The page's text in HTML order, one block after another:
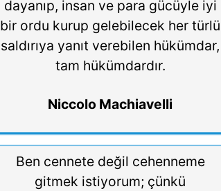
dayanıp, insan ve para gücüyle iyi
bir ordu kurup gelebilecek her türlü
saldırıya yanıt verebilen hükümdar,
tam hükümdardır.
Niccolo Machiavelli
Ben cennete değil cehenneme
gitmek istiyorum; çünkü